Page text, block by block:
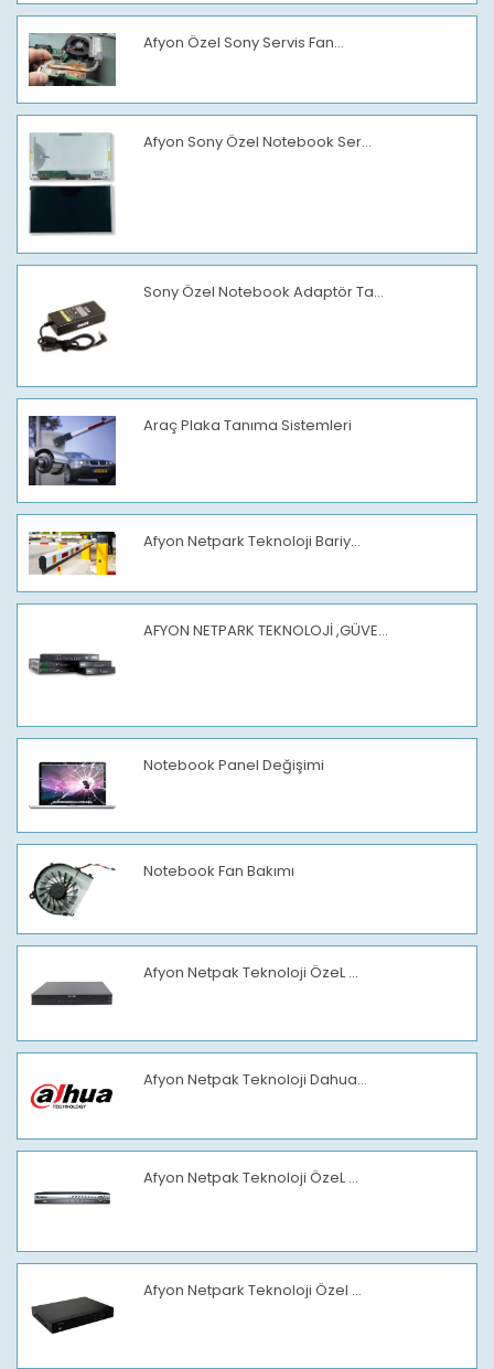
Afyon Özel Sony Servis Fan...
Afyon Sony Özel Notebook Ser...
Sony Özel Notebook Adaptör Ta...
Araç Plaka Tanıma Sistemleri
Afyon Netpark Teknoloji Bariy...
AFYON NETPARK TEKNOLOJİ ,GÜVE...
Notebook Panel Değişimi
Notebook Fan Bakımı
Afyon Netpak Teknoloji ÖzeL ...
Afyon Netpak Teknoloji Dahua...
Afyon Netpak Teknoloji ÖzeL ...
Afyon Netpark Teknoloji Özel ...